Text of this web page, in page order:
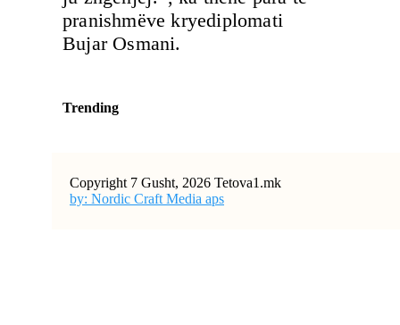
pranishmëve kryediplomati
Bujar Osmani.
Trending
Copyright 7 Gusht, 2026 Tetova1.mk
by: Nordic Craft Media aps